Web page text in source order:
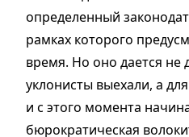
определенный
рамках которого
время. Но оно дается не
уклонисты выехали, а
и с этого момента
бюрократическая